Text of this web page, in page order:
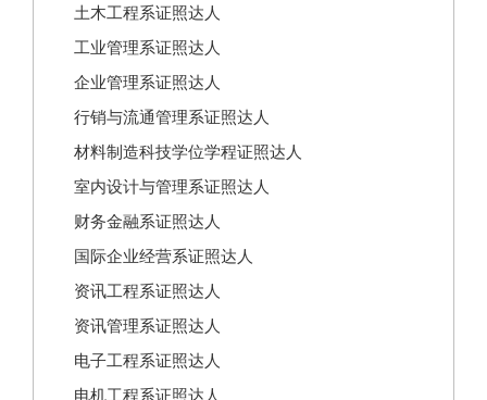
土木工程系证照达人
工业管理系证照达人
企业管理系证照达人
行销与流通管理系证照达人
材料制造科技学位学程证照达人
室内设计与管理系证照达人
财务金融系证照达人
国际企业经营系证照达人
资讯工程系证照达人
资讯管理系证照达人
电子工程系证照达人
电机工程系证照达人